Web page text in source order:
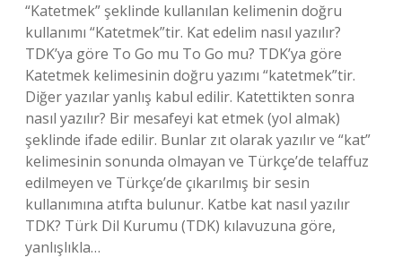
“Katetmek” şeklinde kullanılan kelimenin doğru
kullanımı “Katetmek”tir. Kat edelim nasıl yazılır?
TDK’ya göre To Go mu To Go mu? TDK’ya göre
Katetmek kelimesinin doğru yazımı “katetmek”tir.
Diğer yazılar yanlış kabul edilir. Katettikten sonra
nasıl yazılır? Bir mesafeyi kat etmek (yol almak)
şeklinde ifade edilir. Bunlar zıt olarak yazılır ve “kat”
kelimesinin sonunda olmayan ve Türkçe’de telaffuz
edilmeyen ve Türkçe’de çıkarılmış bir sesin
kullanımına atıfta bulunur. Katbe kat nasıl yazılır
TDK? Türk Dil Kurumu (TDK) kılavuzuna göre,
yanlışlıkla…